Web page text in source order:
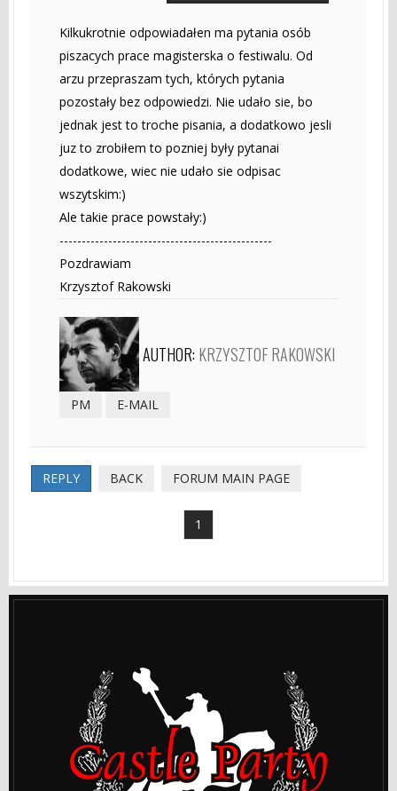
Kilkukrotnie odpowiadałen ma pytania osób
piszacych prace magisterska o festiwalu. Od
arzu przepraszam tych, których pytania
pozostały bez odpowiedzi. Nie udało sie, bo
jednak jest to troche pisania, a dodatkowo jesli
juz to zrobiłem to pozniej były pytanai
dodatkowe, wiec nie udało sie odpisac
wszytskim:)
Ale takie prace powstały:)
------------------------------------------------
Pozdrawiam
Krzysztof Rakowski
AUTHOR: KRZYSZTOF RAKOWSKI
PM E-MAIL
REPLY BACK FORUM MAIN PAGE
1